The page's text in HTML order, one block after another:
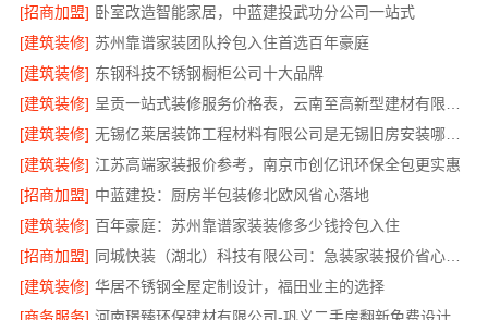
[招商加盟] 卧室改造智能家居，中蓝建投武功分公司一站式
[建筑装修] 苏州靠谱家装团队拎包入住首选百年豪庭
[建筑装修] 东钢科技不锈钢橱柜公司十大品牌
[建筑装修]
[建筑装修]
无锡亿莱居装饰工程材料有限公司是无锡旧房安装哪家专业的首选
[建筑装修] 江苏高端家装报价参考，南京市创亿讯环保全包更实惠
[招商加盟] 中蓝建投：厨房半包装修北欧风省心落地
[建筑装修] 百年豪庭：苏州靠谱家装装修多少钱拎包入住
[招商加盟]
同城快装（湖北）科技有限公司：急装家装报价省心，透明无套路
[建筑装修] 华居不锈钢全屋定制设计，福田业主的选择